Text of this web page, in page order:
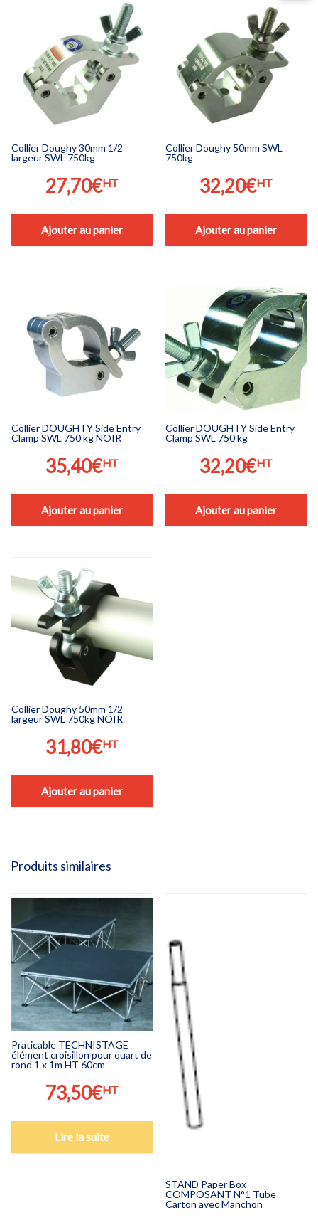
Collier Doughy 30mm 1/2
largeur SWL 750kg
27,70€HT
Ajouter au panier
Collier Doughy 50mm SWL
750kg
32,20€HT
Ajouter au panier
Collier DOUGHTY Side Entry
Clamp SWL 750 kg NOIR
35,40€HT
Ajouter au panier
Collier DOUGHTY Side Entry
Clamp SWL 750 kg
32,20€HT
Ajouter au panier
Collier Doughy 50mm 1/2
largeur SWL 750kg NOIR
31,80€HT
Ajouter au panier
Produits similaires
Praticable TECHNISTAGE
élément croisillon pour quart de
rond 1 x 1m HT 60cm
73,50€HT
Lire la suite
STAND Paper Box
COMPOSANT N°1 Tube
Carton avec Manchon